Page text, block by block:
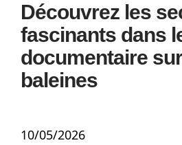
Découvrez les
fascinants dans
documentaire
baleines
10/05/2026